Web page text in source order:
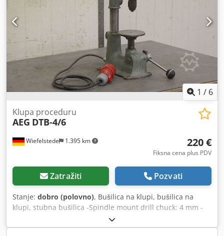
1 / 6
Wiefelstede 1.395 km
Klupa proceduru
AEG DTB-4/6
220 €
Fiksna cena plus PDV
Zatražiti Pozvati
Stanje: dobro (polovno), Bušilica na klupi, bušilica na
klupi, stubna bušilica -Spindle mount drill chuck: 4 mm -
Klempavi sto: Ø 125 mm -Projekcija: 105 mm Dcedpfod Nia
Esx Af Rok -Brzine: 1400 rpm -Prečnik stuba: 41 mm -Potez